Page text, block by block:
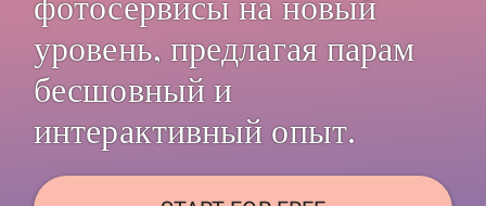
уровень, предлагая парам
бесшовный и
интерактивный опыт.